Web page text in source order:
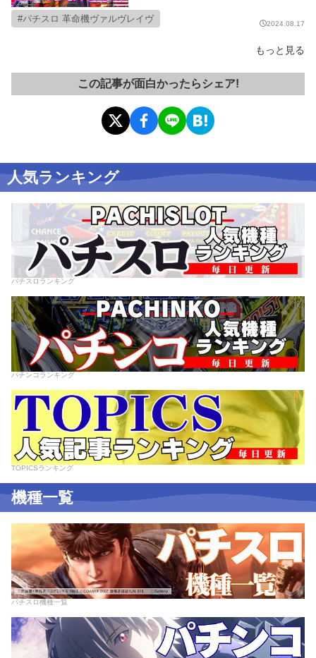
パチスロ 革命機ヴァルヴレイヴ 2024.08.17
もっと見る
この記事が面白かったらシェア!
人気ランキング
パチスロランキング
パチンコランキング
TOPICSランキング
機種一覧
パチスロ機種一覧